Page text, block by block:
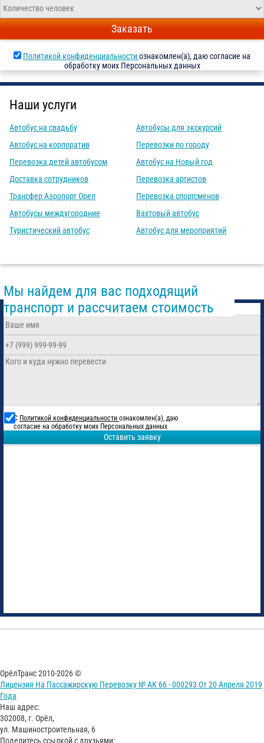
Заказать
Политикой конфиденциальностиознакомлен(а), даю согласие на
обработку моих Персональных данных
Наши услуги
Автобус на свадьбу
Автобус на корпоратив
Перевозка детей автобусом
Доставка сотрудников
Трансфер Аэропорт Орел
Автобусы междугородние
Туристический автобус
Автобусы для экскурсий
Перевозки по городу
Автобус на Новый год
Перевозка артистов
Перевозка спортсменов
Вахтовый автобус
Автобус для мероприятий
Мы найдем для вас подходящий
транспорт и рассчитаем стоимость
С Политикой конфиденциальности ознакомлен(а), даю
согласие на обработку моих Персональных данных
Оставить заявку
ОрёлТранс 2010-2026 ©
Лицензия На Пассажирскую Перевозку № АК 66 - 000293 От 20 Апреля 2019
Года
Наш адрес:
302008, г. Орёл,
ул. Машиностроительная, 6
Поделитесь ссылкой с друзьями: